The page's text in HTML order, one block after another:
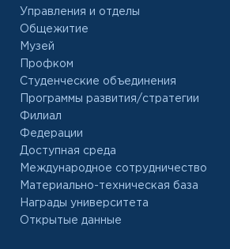
Управления и отделы
Общежитие
Музей
Профком
Студенческие объединения
Программы развития/стратегии
Филиал
Федерации
Доступная среда
Международное сотрудничество
Материально-техническая база
Награды университета
Открытые данные